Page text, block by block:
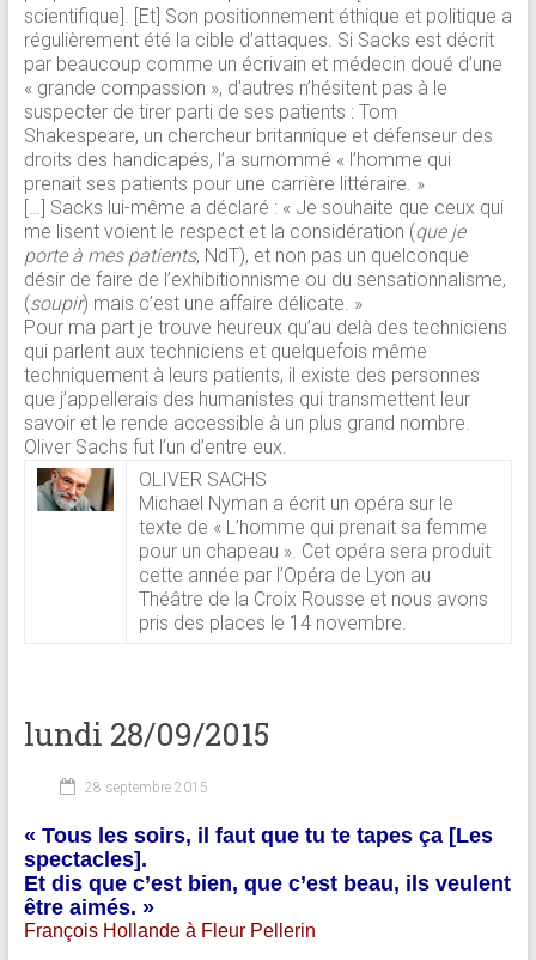
scientifique]. [Et] Son positionnement éthique et politique a
régulièrement été la cible d’attaques. Si Sacks est décrit
par beaucoup comme un écrivain et médecin doué d’une
« grande compassion », d’autres n’hésitent pas à le
suspecter de tirer parti de ses patients : Tom
Shakespeare, un chercheur britannique et défenseur des
droits des handicapés, l’a surnommé « l’homme qui
prenait ses patients pour une carrière littéraire. »
[…] Sacks lui-même a déclaré : « Je souhaite que ceux qui
me lisent voient le respect et la considération (que je
porte à mes patients, NdT), et non pas un quelconque
désir de faire de l’exhibitionnisme ou du sensationnalisme,
(soupir) mais c’est une affaire délicate. »
Pour ma part je trouve heureux qu’au delà des techniciens
qui parlent aux techniciens et quelquefois même
techniquement à leurs patients, il existe des personnes
que j’appellerais des humanistes qui transmettent leur
savoir et le rende accessible à un plus grand nombre.
Oliver Sachs fut l’un d’entre eux.
OLIVER SACHS
Michael Nyman a écrit un opéra sur le
texte de « L’homme qui prenait sa femme
pour un chapeau ». Cet opéra sera produit
cette année par l’Opéra de Lyon au
Théâtre de la Croix Rousse et nous avons
pris des places le 14 novembre.
lundi 28/09/2015
28 septembre 2015
« Tous les soirs, il faut que tu te tapes ça [Les
spectacles].
Et dis que c’est bien, que c’est beau, ils veulent
être aimés. »
François Hollande à Fleur Pellerin